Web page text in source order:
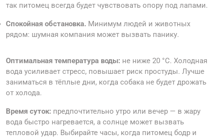
так питомец всегда будет чувствовать опору под лапами.
Спокойная обстановка. Минимум людей и животных
рядом: шумная компания может вызвать панику.
Оптимальная температура воды: не ниже 20 °С. Холодная
вода усиливает стресс, повышает риск простуды. Лучше
заниматься в тёплые дни, когда собака не будет дрожать
от холода.
Время суток: предпочтительно утро или вечер — в жару
вода быстро нагревается, а солнце может вызвать
тепловой удар. Выбирайте часы, когда питомец бодр и